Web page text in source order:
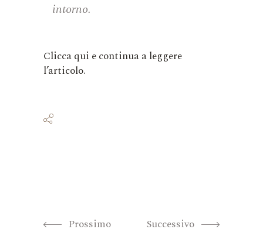
intorno.
Clicca qui e continua a leggere
l’articolo.
Prossimo Successivo